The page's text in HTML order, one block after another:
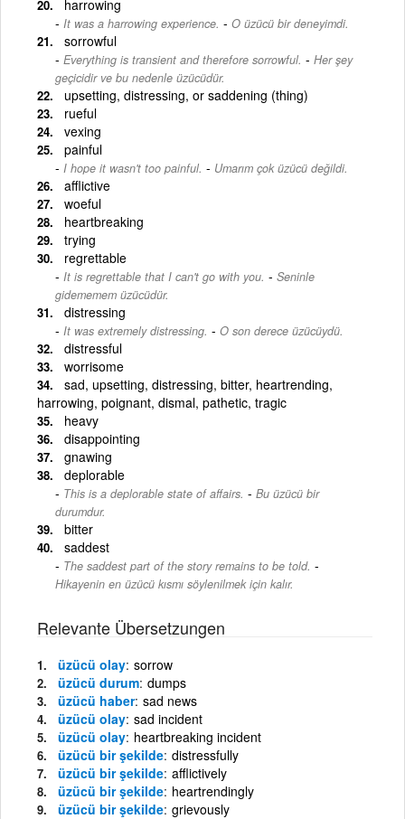
harrowing
It was a harrowing experience. - O üzücü bir deneyimdi.
sorrowful
Everything is transient and therefore sorrowful. - Her şey
geçicidir ve bu nedenle üzücüdür.
upsetting, distressing, or saddening (thing)
rueful
vexing
painful
I hope it wasn't too painful. - Umarım çok üzücü değildi.
afflictive
woeful
heartbreaking
trying
regrettable
It is regrettable that I can't go with you. - Seninle
gidememem üzücüdür.
distressing
It was extremely distressing. - O son derece üzücüydü.
distressful
worrisome
sad, upsetting, distressing, bitter, heartrending,
harrowing, poignant, dismal, pathetic, tragic
heavy
disappointing
gnawing
deplorable
This is a deplorable state of affairs. - Bu üzücü bir
durumdur.
bitter
saddest
The saddest part of the story remains to be told. -
Hikayenin en üzücü kısmı söylenilmek için kalır.
Relevante Übersetzungen
üzücü olay sorrow
üzücü durum dumps
üzücü haber sad news
üzücü olay sad incident
üzücü olay heartbreaking incident
üzücü bir şekilde distressfully
üzücü bir şekilde afflictively
üzücü bir şekilde heartrendingly
üzücü bir şekilde grievously